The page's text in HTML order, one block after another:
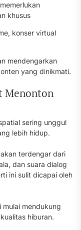
khusus
konser virtual
mendengarkan
yang dinikmati.
Menonton
sering unggul
lebih hidup.
terdengar dari
dan suara dialog
ini sulit dicapai oleh
mulai mendukung
hiburan.